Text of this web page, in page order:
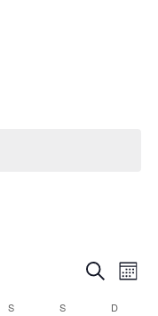
Pesquisar
Mês
S S D